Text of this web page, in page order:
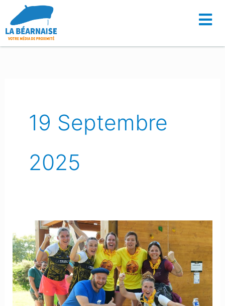
contenu
19 Septembre
2025
Express
:
Les
inscriptions
pour